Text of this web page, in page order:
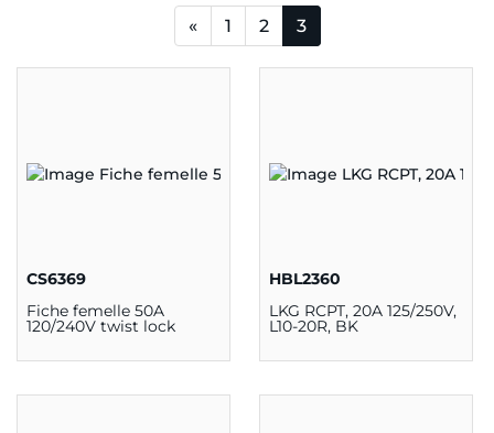
« 1 2 3
CS6369
Fiche femelle 50A
120/240V twist lock
HBL2360
LKG RCPT, 20A 125/250V,
L10-20R, BK